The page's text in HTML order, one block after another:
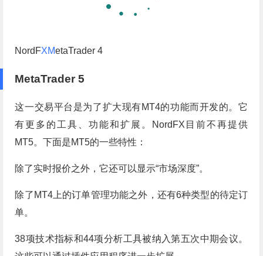
NordFXMetaTrader 4
MetaTrader 5
这一交易平台是为了扩大现有MT4的功能而开发的。它
有更多的工具、功能和扩展。NordFX目前不再提供
MT5。下面是MT5的一些特性：
除了实时报价之外，它还可以显示“市场深度”。
除了MT4上的订单管理功能之外，还有6种类型的待定订
单。
38项技术指标和44项分析工具被纳入第五次中期会议。